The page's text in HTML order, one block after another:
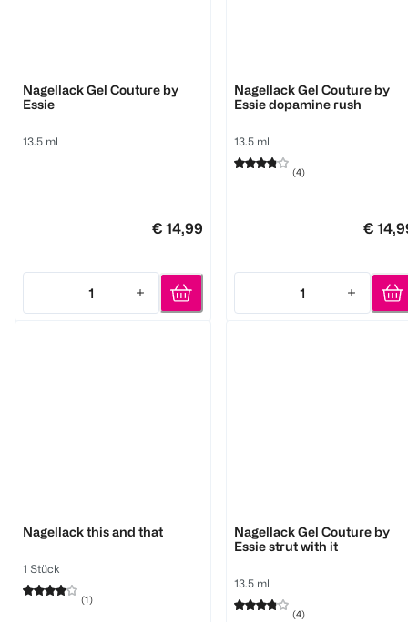
Nagellack Gel Couture by
Essie
13.5 ml
€ 14,99
1
Quantity: 1
Nagellack Gel Couture by
Essie dopamine rush
13.5 ml
(4)
€
1
Quantity: 1
Nagellack this and that
1 Stück
(1)
Nagellack Gel Couture by
Essie strut with it
13.5 ml
(4)